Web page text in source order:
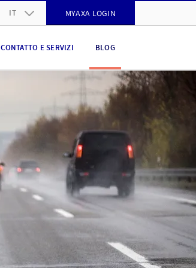
IT MYAXA LOGIN
CONTATTO E SERVIZI BLOG